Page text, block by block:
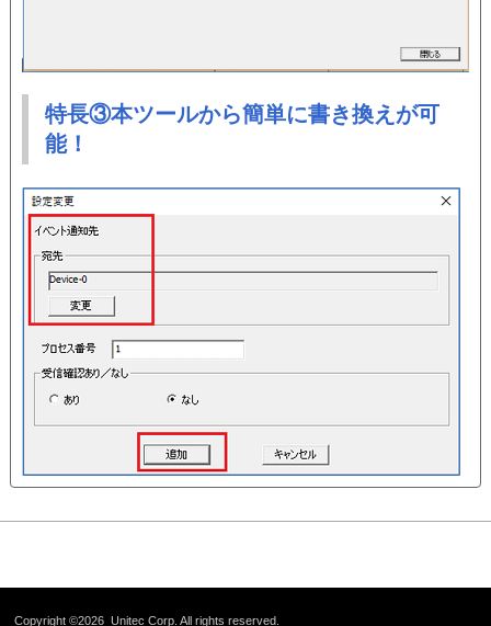
特長③本ツールから簡単に書き換えが可
能！
Copyright ©2026Unitec Corp. All rights reserved.